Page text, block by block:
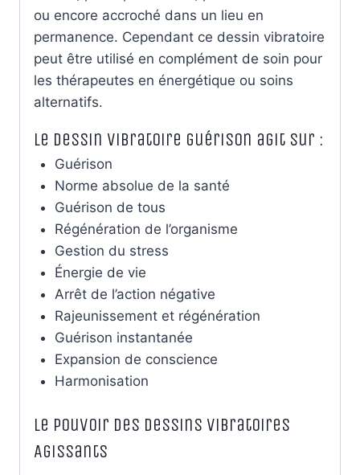
ou encore accroché dans un lieu en
permanence. Cependant ce dessin vibratoire
peut être utilisé en complément de soin pour
les thérapeutes en énergétique ou soins
alternatifs.
Le dessin vibratoire guérison agit sur :
Guérison
Norme absolue de la santé
Guérison de tous
Régénération de l’organisme
Gestion du stress
Énergie de vie
Arrêt de l’action négative
Rajeunissement et régénération
Guérison instantanée
Expansion de conscience
Harmonisation
Le pouvoir des Dessins Vibratoires
Agissants